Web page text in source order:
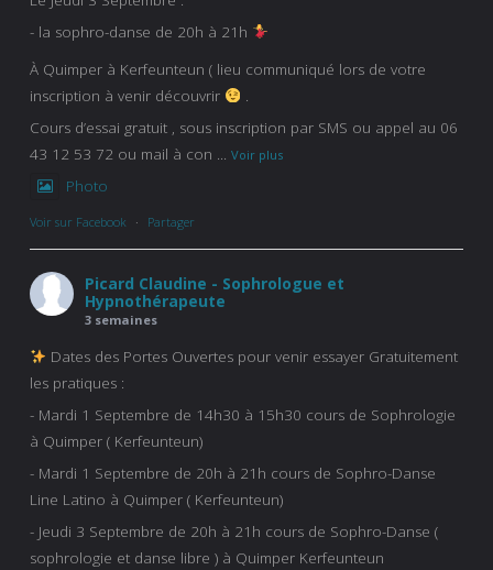
- la sophro-danse de 20h à 21h
À Quimper à Kerfeunteun ( lieu communiqué lors de votre
inscription à venir découvrir
.
Cours d’essai gratuit , sous inscription par SMS ou appel au 06
43 12 53 72 ou mail à con ... Voir plus
Photo
Voir sur Facebook · Partager
Picard Claudine - Sophrologue et
Hypnothérapeute
3 semaines
Dates des Portes Ouvertes pour venir essayer Gratuitement
les pratiques :
- Mardi 1 Septembre de 14h30 à 15h30 cours de Sophrologie
à Quimper ( Kerfeunteun)
- Mardi 1 Septembre de 20h à 21h cours de Sophro-Danse
Line Latino à Quimper ( Kerfeunteun)
- Jeudi 3 Septembre de 20h à 21h cours de Sophro-Danse (
sophrologie et danse libre ) à Quimper Kerfeunteun